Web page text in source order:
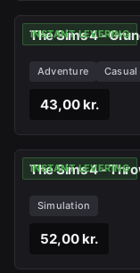
INSTANT LEVERING
The Sims 4 -
Adventure Casual
43,00 kr.
INSTANT LEVERING
The Sims 4 -
Simulation
52,00 kr.